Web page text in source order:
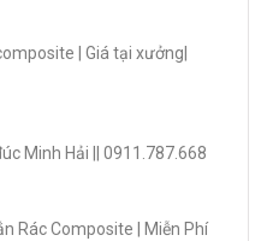
| Giá tại xưởng|
Minh Hải || 0911.787.668
Rác Composite | Miễn Phí